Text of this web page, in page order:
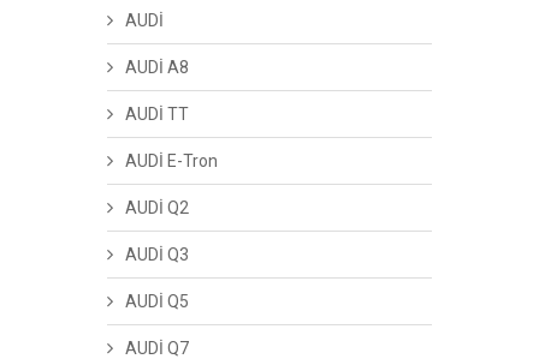
AUDİ
AUDİ A8
AUDİ TT
AUDİ E-Tron
AUDİ Q2
AUDİ Q3
AUDİ Q5
AUDİ Q7